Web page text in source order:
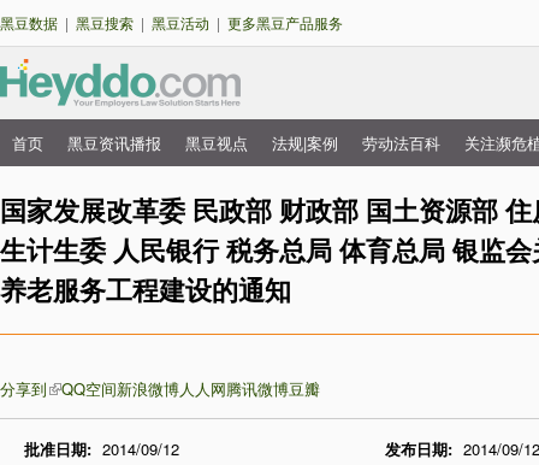
转
要
内
容
黑豆数据 | 黑豆搜索 | 黑豆活动 | 更多黑豆产品服务
主
菜
单
首页 黑豆资讯播报 黑豆视点 法规|案例 劳动法百科 关注濒危
国家发展改革委 民政部 财政部 国土资源部
生计生委 人民银行 税务总局 体育总局 银监
养老服务工程建设的通知
分享到 QQ空间新浪微博人人网腾讯微博豆瓣
批准日期: 2014/09/12 发布日期: 2014/09/12